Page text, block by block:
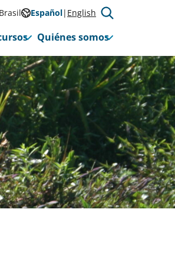
Brasil Español English
Quiénes somos